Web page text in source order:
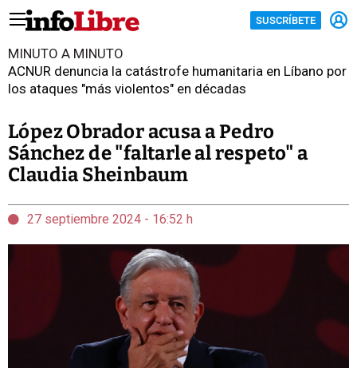
SUSCRÍBETE
MINUTO A MINUTO
ACNUR denuncia la catástrofe humanitaria en Líbano por
los ataques "más violentos" en décadas
López Obrador acusa a Pedro
Sánchez de "faltarle al respeto" a
Claudia Sheinbaum
27 septiembre 2024 - 16:52 h